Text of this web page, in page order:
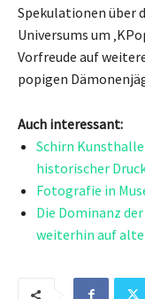
Spekulationen über
Universums um
Vorfreude auf
popigen
Auch interessant:
Schirn
historischer
Fotografie in
Die Dominanz
weiterhin auf